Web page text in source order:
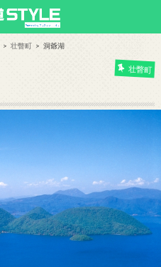
壮瞥町 洞爺湖
壮瞥町